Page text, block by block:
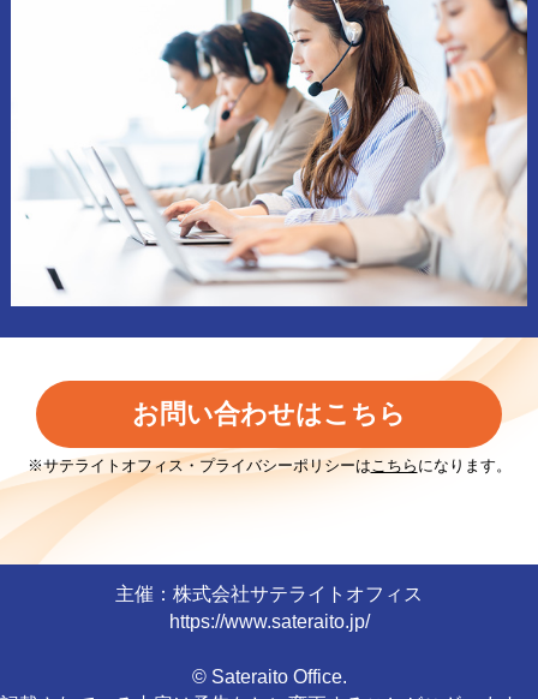
お問い合わせはこちら
※サテライトオフィス・プライバシーポリシーはこちら になります。
主催：株式会社サテライトオフィス
https://www.sateraito.jp/
© Sateraito Office.